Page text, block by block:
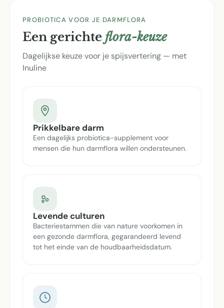
PROBIOTICA VOOR JE DARMFLORA
Een gerichte flora-keuze
Dagelijkse keuze voor je spijsvertering — met
Inuline
Prikkelbare darm
Een dagelijks probiotica-supplement voor
mensen die hun darmflora willen ondersteunen.
Levende culturen
Bacteriestammen die van nature voorkomen in
een gezonde darmflora, gegarandeerd levend
tot het einde van de houdbaarheidsdatum.